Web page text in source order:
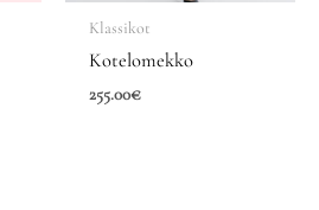
Klassikot
Kotelomekko
255.00€